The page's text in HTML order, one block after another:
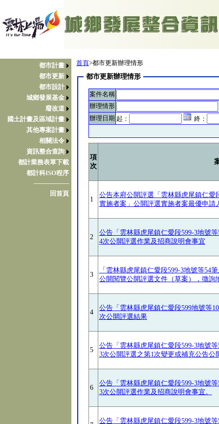
都市計畫
都市更新
都市設計
城鄉發展基金
廢改道
國土計畫及區域計畫
其他專案計畫
相關法令
資訊整合查詢
都計業務表單下載
都計科ISO程序
────────
回首頁
首頁>都市更新辦理情形
都市更新辦理情形
案件名稱
辦理情形
辦理日期 起： 終：
項
次
1
公告本府公開評選「雲林縣虎尾鎮仁愛
實施者案」公開評選實施者案最優申請
2
公告「雲林縣虎尾鎮仁愛段599-3地號
4次公開評選作業及招商說明會事宜
3
「雲林縣虎尾鎮仁愛段599-3地號等54
公開閱覽公開評選文件（草案），徵詢
4
公告「雲林縣虎尾鎮仁愛段599地號等
次公開評選結果
5
公告「雲林縣虎尾鎮仁愛段599-3地號
3次公開評選之第1次變更或補充公告公
6
公告「雲林縣虎尾鎮仁愛段599-3地號
3次公開評選作業及招商說明會事宜。
公告「雲林縣虎尾鎮仁愛段599-3地號